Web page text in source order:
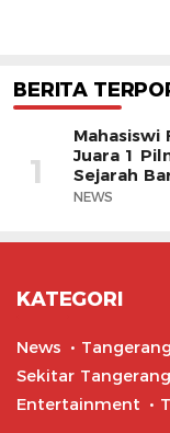
BERITA
1
Mahasiswi
Juara 1
Sejarah
NEWS
KATEGORI
News
Sekitar Tangerang
Entertainment